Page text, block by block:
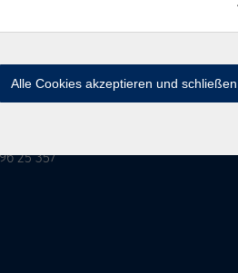
25 357
Alle Cookies akzeptieren und schließen